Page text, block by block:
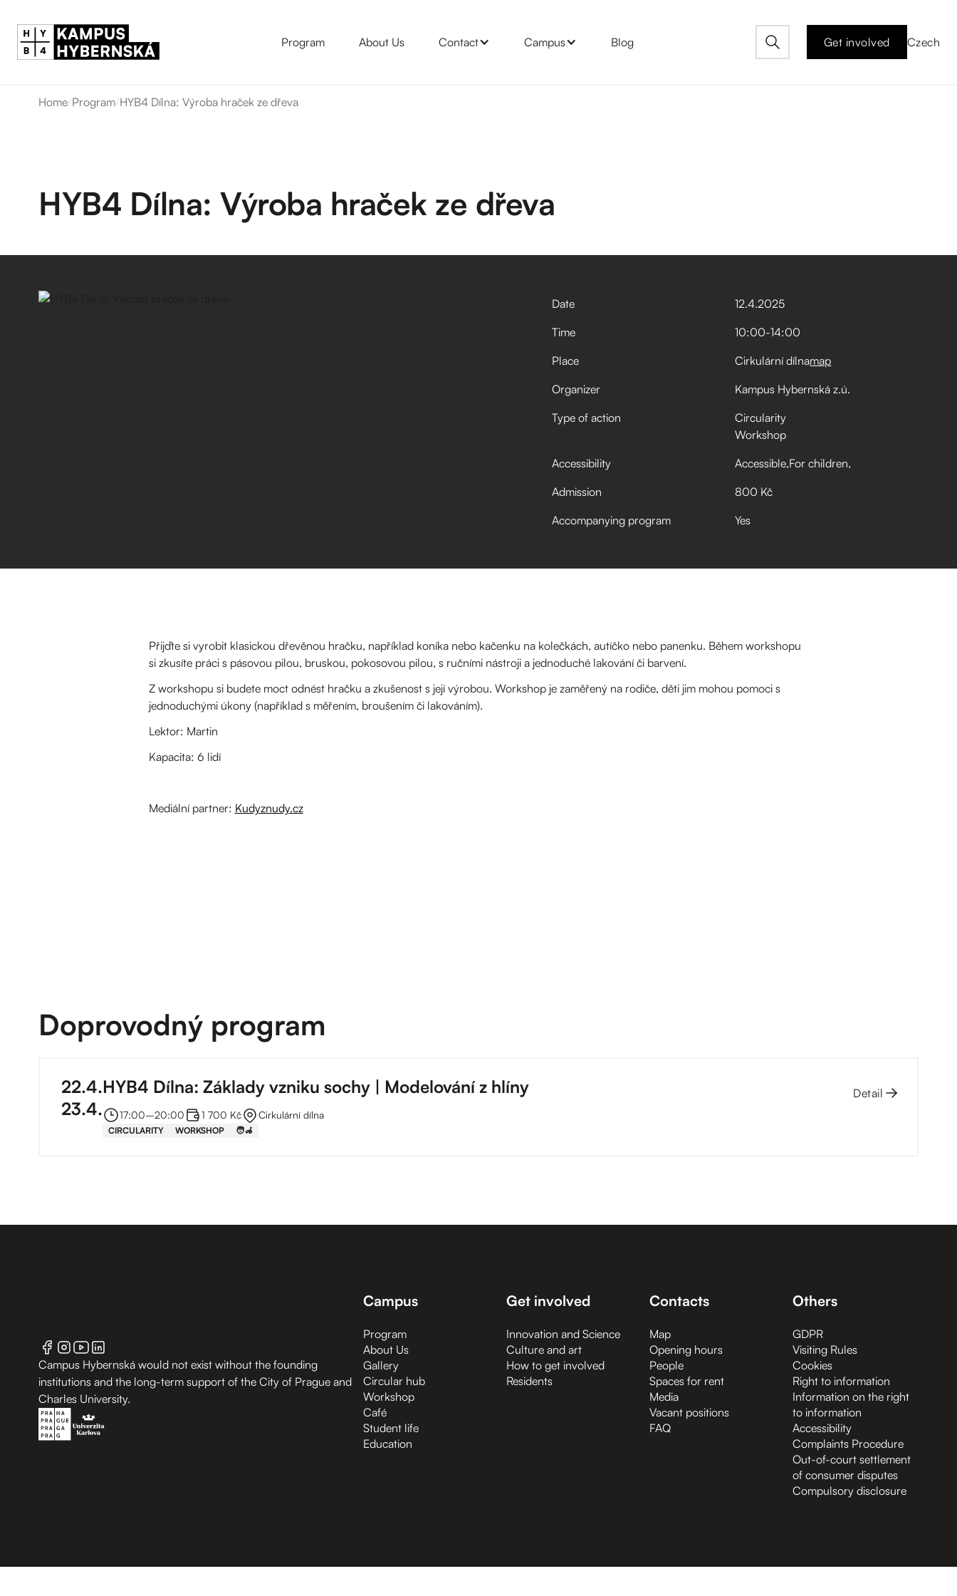
Program About Us Contact Campus Blog Get involved Czech
Home/Program/HYB4 Dílna: Výroba hraček ze dřeva
HYB4 Dílna: Výroba hraček ze dřeva
Date 12.4.2025
Time
10:00-14:00
Place
Cirkulární dílnamap
Organizer
Kampus Hybernská z.ú.
Type of action
Circularity
Workshop
Accessibility
Accessible For children
Admission
800 Kč
Accompanying program
Yes
Přijďte si vyrobit klasickou dřevěnou hračku, například koníka nebo kačenku na kolečkách, autíčko nebo panenku. Během workshopu
si zkusíte práci s pásovou pilou, bruskou, pokosovou pilou, s ručními nástroji a jednoduché lakování či barvení.
Z workshopu si budete moct odnést hračku a zkušenost s její výrobou. Workshop je zaměřený na rodiče, děti jim mohou pomoci s
jednoduchými úkony (například s měřením, broušením či lakováním).
Lektor: Martin
Kapacita: 6 lidí
Mediální partner: Kudyznudy.cz
Doprovodný program
22.4.
23.4.
HYB4 Dílna: Základy vzniku sochy | Modelování z hlíny
17:00–⁠20:00 1 700 Kč Cirkulární dílna
CIRCULARITY WORKSHOP 🧑‍🦽
Detail
Campus Hybernská would not exist without the founding
institutions and the long-term support of the City of Prague and
Charles University.
Campus
Program
About Us
Gallery
Circular hub
Workshop
Café
Student life
Education
Get involved
Innovation and Science
Culture and art
How to get involved
Residents
Contacts
Map
Opening hours
People
Spaces for rent
Media
Vacant positions
FAQ
Others
GDPR
Visiting Rules
Cookies
Right to information
Information on the right
to information
Accessibility
Complaints Procedure
Out-of-court settlement
of consumer disputes
Compulsory disclosure